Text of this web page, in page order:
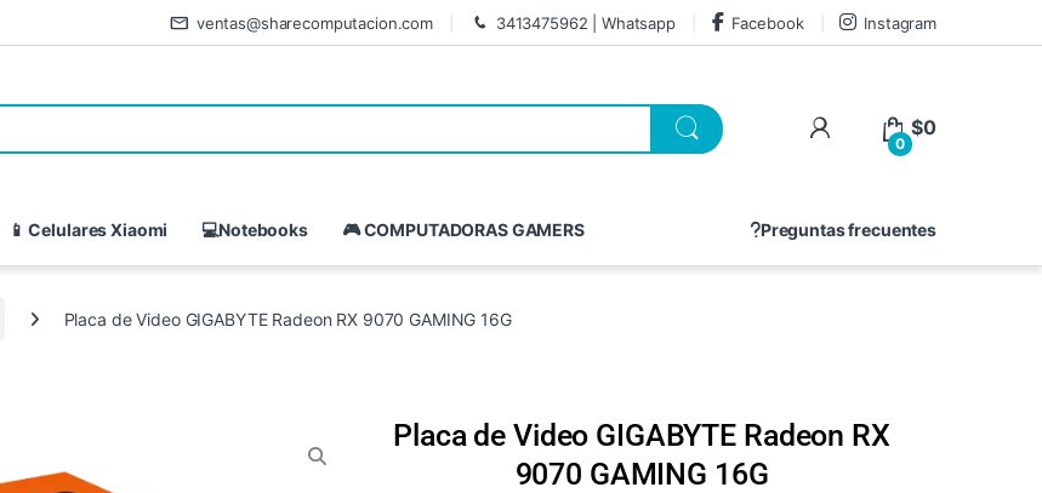
ventas@sharecomputacion.com 3413475962 | Whatsapp Facebook Instagram
0
$0
Preguntas frecuentes
📱 Celulares Xiaomi 💻Notebooks 🎮 COMPUTADORAS GAMERS
Placa de Video GIGABYTE Radeon RX 9070 GAMING 16G
Placa de Video GIGABYTE Radeon RX
9070 GAMING 16G